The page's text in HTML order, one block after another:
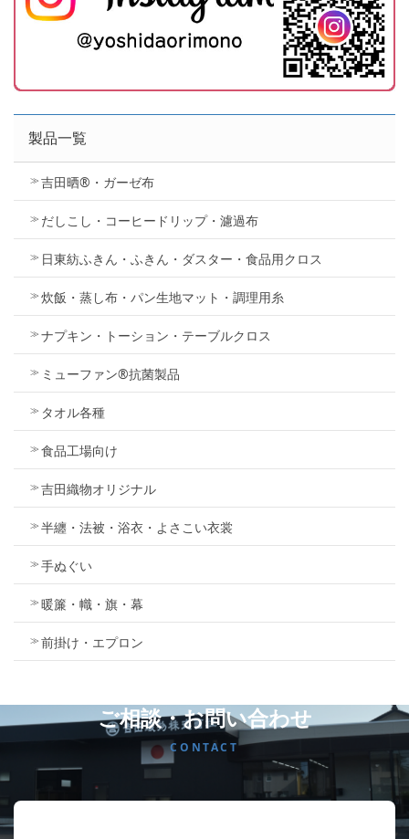
製品一覧
吉田晒®・ガーゼ布
だしこし・コーヒードリップ・濾過布
日東紡ふきん・ふきん・ダスター・食品用クロス
炊飯・蒸し布・パン生地マット・調理用糸
ナプキン・トーション・テーブルクロス
ミューファン®抗菌製品
タオル各種
食品工場向け
吉田織物オリジナル
半纏・法被・浴衣・よさこい衣裳
手ぬぐい
暖簾・幟・旗・幕
前掛け・エプロン
ご相談・お問い合わせ
CONTACT